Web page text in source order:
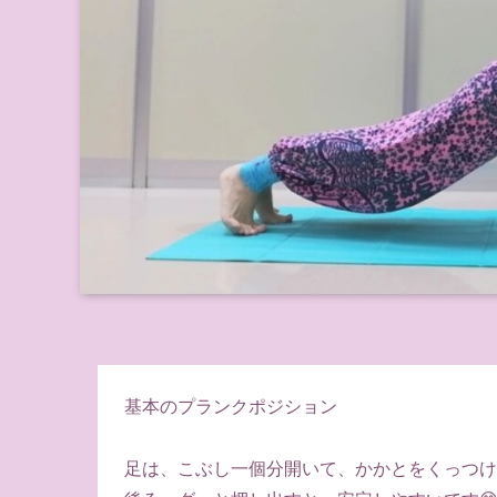
基本のプランクポジション
足は、こぶし一個分開いて、かかとをくっつ